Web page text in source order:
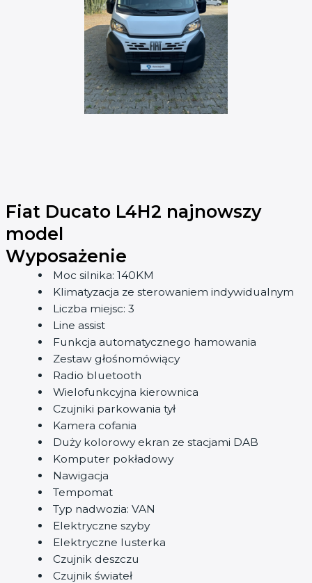
Fiat Ducato L4H2 najnowszy
model
Wyposażenie
Moc silnika: 140KM
Klimatyzacja ze sterowaniem indywidualnym
Liczba miejsc: 3
Line assist
Funkcja automatycznego hamowania
Zestaw głośnomówiący
Radio bluetooth
Wielofunkcyjna kierownica
Czujniki parkowania tył
Kamera cofania
Duży kolorowy ekran ze stacjami DAB
Komputer pokładowy
Nawigacja
Tempomat
Typ nadwozia: VAN
Elektryczne szyby
Elektryczne lusterka
Czujnik deszczu
Czujnik świateł